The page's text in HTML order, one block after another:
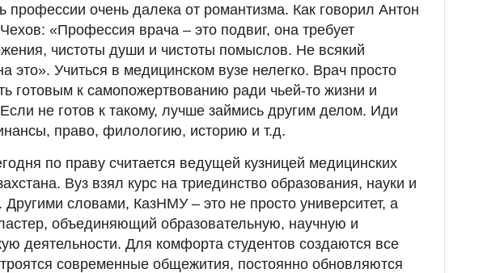
профессии очень далека от романтизма. Как говорил Антон
«Профессия врача – это подвиг, она требует
чистоты души и чистоты помыслов. Не всякий
это». Учиться в медицинском вузе нелегко. Врач просто
готовым к самопожертвованию ради чьей-то жизни и
не готов к такому, лучше займись другим делом. Иди
право, филологию, историю и т.д.
по праву считается ведущей кузницей медицинских
Вуз взял курс на триединство образования, науки и
словами, КазНМУ – это не просто университет, а
объединяющий образовательную, научную и
деятельности. Для комфорта студентов создаются все
современные общежития, постоянно обновляются